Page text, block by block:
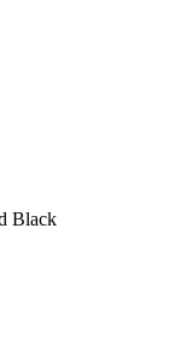
Black